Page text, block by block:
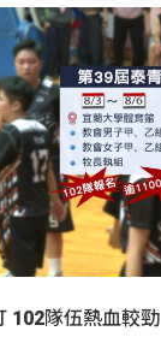
102隊伍熱血較勁